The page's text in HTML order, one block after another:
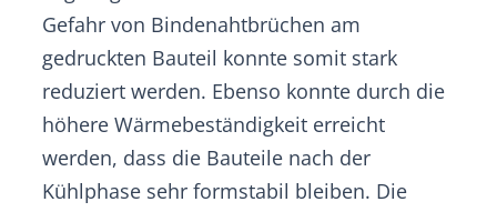
Gefahr von Bindenahtbrüchen am
gedruckten Bauteil konnte somit stark
reduziert werden. Ebenso konnte durch die
höhere Wärmebeständigkeit erreicht
werden, dass die Bauteile nach der
Kühlphase sehr formstabil bleiben. Die